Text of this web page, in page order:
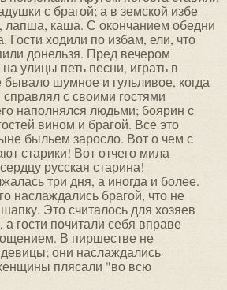
с брагой; а в земской избе
лапша, каша. С окончанием обедни
Гости ходили по избам, ели, что
донельзя. Пред вечером
улицы петь песни, играть в
шумное и гульливое, когда
с своими гостями
наполнялся людьми; боярин с
вином и брагой. Все это
быльем заросло. Вот о чем с
старики! Вот отчего мила
русская старина!
три дня, а иногда и более.
наслаждались брагой, что не
Это считалось для хозяев
гости почитали себя вправе
В пиршестве не
девицы; они наслаждались
плясали "во всю